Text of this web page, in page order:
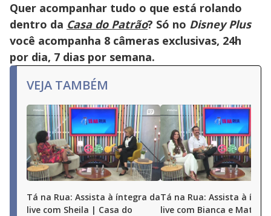
Quer acompanhar tudo o que está rolando
dentro da Casa do Patrão? Só no Disney Plus
você acompanha 8 câmeras exclusivas, 24h
por dia, 7 dias por semana.
VEJA TAMBÉM
Tá na Rua: Assista à íntegra da
live com Sheila | Casa do
Tá na Rua: Assista à
live com Bianca e